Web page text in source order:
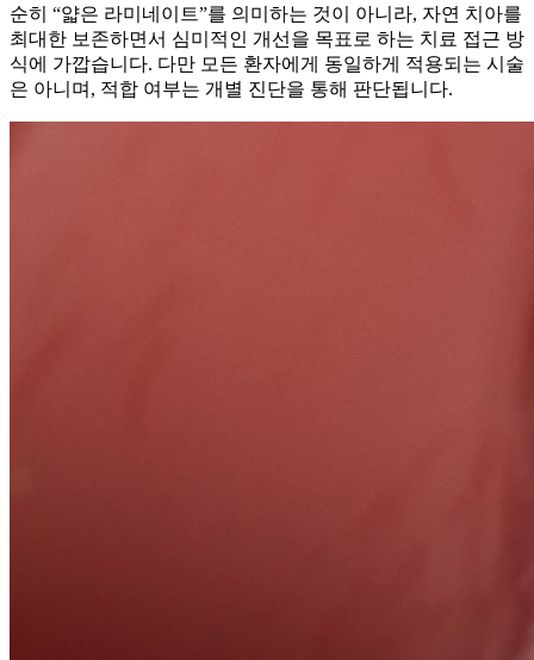
순히 “얇은 라미네이트”를 의미하는 것이 아니라, 자연 치아를
최대한 보존하면서 심미적인 개선을 목표로 하는 치료 접근 방
식에 가깝습니다. 다만 모든 환자에게 동일하게 적용되는 시술
은 아니며, 적합 여부는 개별 진단을 통해 판단됩니다.